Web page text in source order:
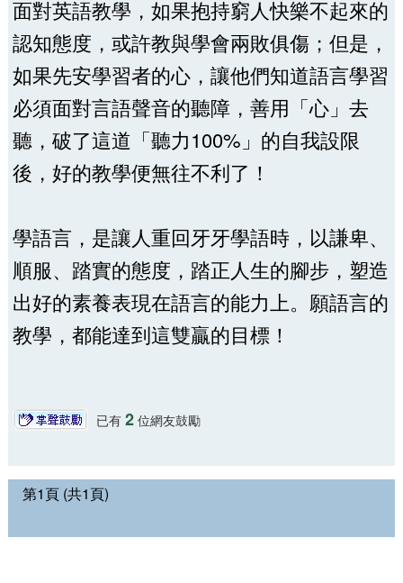
面對英語教學，如果抱持窮人快樂不起來的
認知態度，或許教與學會兩敗俱傷；但是，
如果先安學習者的心，讓他們知道語言學習
必須面對言語聲音的聽障，善用「心」去
聽，破了這道「聽力100%」的自我設限
後，好的教學便無往不利了！
學語言，是讓人重回牙牙學語時，以謙卑、
順服、踏實的態度，踏正人生的腳步，塑造
出好的素養表現在語言的能力上。願語言的
教學，都能達到這雙贏的目標！
已有 2位網友鼓勵
第1頁 (共1頁)